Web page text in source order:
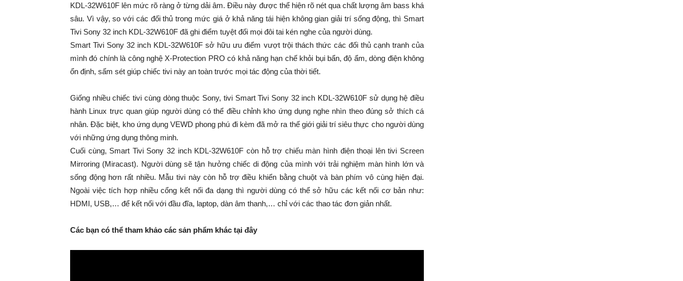
KDL-32W610F lên mức rõ ràng ở từng dải âm. Điều này được thể hiện rõ nét qua chất lượng âm bass khá
sâu. Vì vậy, so với các đối thủ trong mức giá ở khả năng tái hiện không gian giải trí sống động, thì Smart
Tivi Sony 32 inch KDL-32W610F đã ghi điểm tuyệt đối mọi đôi tai kén nghe của người dùng.
Smart Tivi Sony 32 inch KDL-32W610F sở hữu ưu điểm vượt trội thách thức các đối thủ cạnh tranh của
mình đó chính là công nghệ X-Protection PRO có khả năng hạn chế khỏi bụi bẩn, độ ẩm, dòng điện không
ổn định, sấm sét giúp chiếc tivi này an toàn trước mọi tác động của thời tiết.
Giống nhiều chiếc tivi cùng dòng thuộc Sony, tivi Smart Tivi Sony 32 inch KDL-32W610F sử dụng hệ điều
hành Linux trực quan giúp người dùng có thể điều chỉnh kho ứng dụng nghe nhìn theo đúng sở thích cá
nhân. Đặc biệt, kho ứng dụng VEWD phong phú đi kèm đã mở ra thế giới giải trí siêu thực cho người dùng
với những ứng dụng thông minh.
Cuối cùng, Smart Tivi Sony 32 inch KDL-32W610F còn hỗ trợ chiếu màn hình điện thoại lên tivi Screen
Mirroring (Miracast). Người dùng sẽ tận hưởng chiếc di động của mình với trải nghiệm màn hình lớn và
sống động hơn rất nhiều. Mẫu tivi này còn hỗ trợ điều khiển bằng chuột và bàn phím vô cùng hiện đại.
Ngoài việc tích hợp nhiều cổng kết nối đa dạng thì người dùng có thể sở hữu các kết nối cơ bản như:
HDMI, USB,… để kết nối với đầu đĩa, laptop, dàn âm thanh,… chỉ với các thao tác đơn giản nhất.
Các bạn có thể tham khảo các sản phẩm khác tại đây